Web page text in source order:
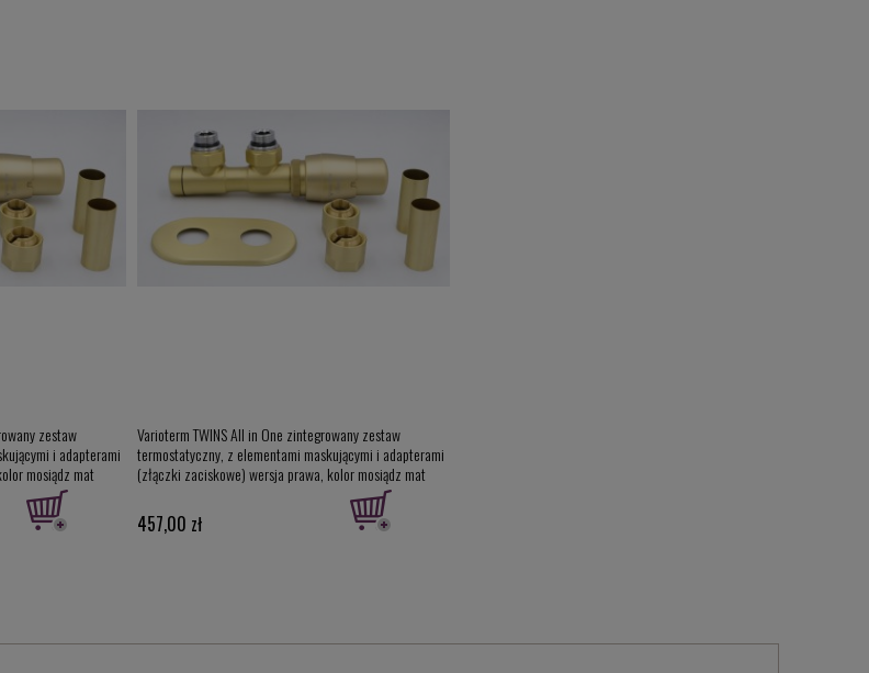
zestaw
i adapterami
mosiądz mat
Varioterm TWINS All in One zintegrowany zestaw
termostatyczny, z elementami maskującymi i adapterami
(złączki zaciskowe) wersja prawa, kolor mosiądz mat
457,00 zł